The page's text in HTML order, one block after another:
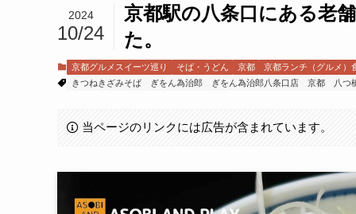
京都駅の八条口にある老
た。
2024
10/24
京都グルメスイーツ巡り そば・うどん 京都
京都ランチ（グルメ）
きつねきざみそば
ぎをん為治郎 ぎをん為治郎八条口店 京都 八つ
当ページのリンクには広告が含まれています。